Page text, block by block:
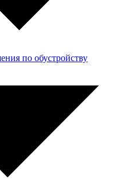
по обустройству